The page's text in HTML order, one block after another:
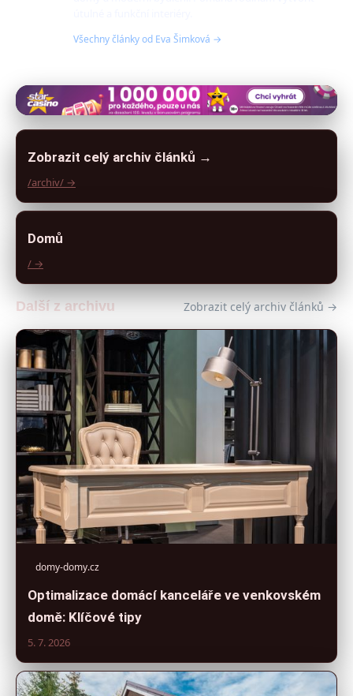
Všechny články od Eva Šimková →
Zobrazit celý archiv článků →
/archiv/ →
Domů
/ →
Další z archivu Zobrazit celý archiv článků →
domy-domy.cz
Optimalizace domácí kanceláře ve venkovském
domě: Klíčové tipy
5. 7. 2026